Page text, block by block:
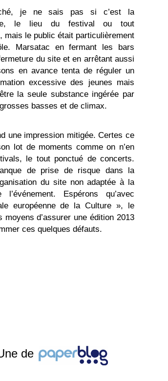
je ne sais pas si c’est la
le lieu du festival ou tout
mais le public était particulièrement
Marsatac en fermant les bars
du site et en arrêtant aussi
en avance tenta de réguler un
excessive des jeunes mais
la seule substance ingérée par
basses et de climax.
une impression mitigée. Certes ce
lot de moments comme on n’en
le tout ponctué de concerts.
de prise de risque dans la
du site non adaptée à la
Espérons qu’avec
européenne de la Culture », le
d’assurer une édition 2013
ces quelques défauts.
de